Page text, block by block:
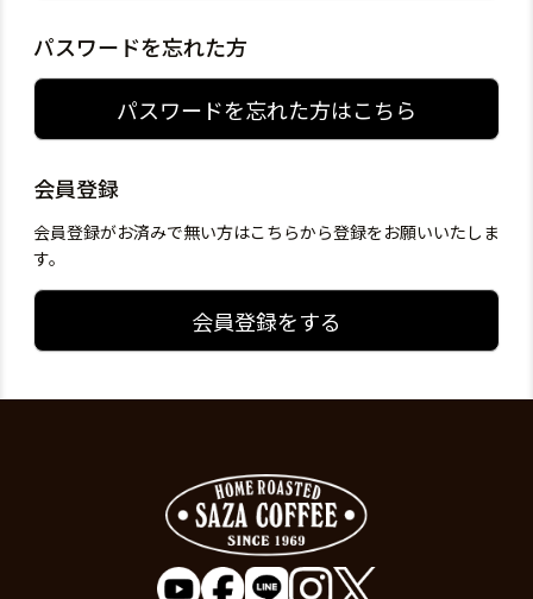
パスワードを忘れた方
パスワードを忘れた方はこちら
会員登録
会員登録がお済みで無い方はこちらから登録をお願いいたしま
す。
会員登録をする